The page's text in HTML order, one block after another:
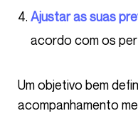
Ajustar as suas
acordo com os
Um objetivo bem definido é um rumo claro. Um
acompanhamento